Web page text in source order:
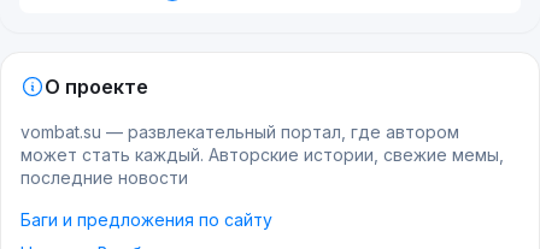
О проекте
vombat.su — развлекательный портал, где автором
может стать каждый. Авторские истории, свежие мемы,
последние новости
Баги и предложения по сайту